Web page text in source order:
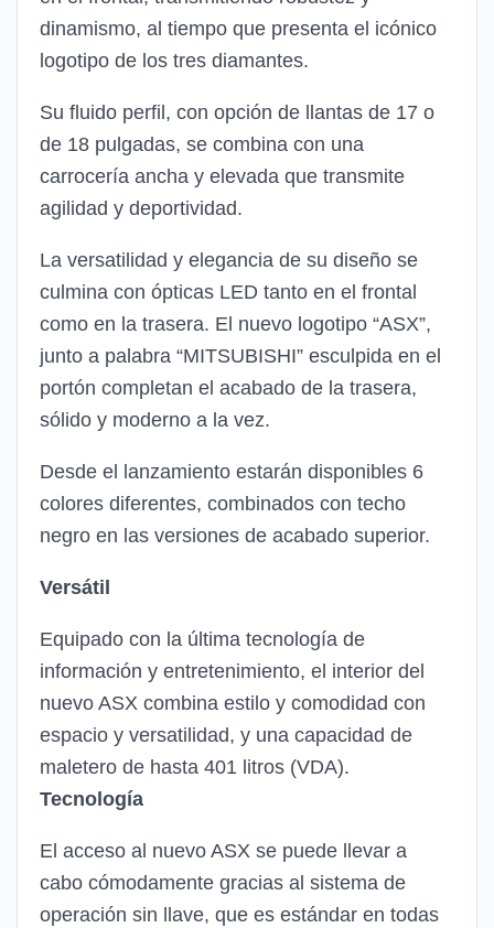
dinamismo, al tiempo que presenta el icónico
logotipo de los tres diamantes.
Su fluido perfil, con opción de llantas de 17 o
de 18 pulgadas, se combina con una
carrocería ancha y elevada que transmite
agilidad y deportividad.
La versatilidad y elegancia de su diseño se
culmina con ópticas LED tanto en el frontal
como en la trasera. El nuevo logotipo “ASX”,
junto a palabra “MITSUBISHI” esculpida en el
portón completan el acabado de la trasera,
sólido y moderno a la vez.
Desde el lanzamiento estarán disponibles 6
colores diferentes, combinados con techo
negro en las versiones de acabado superior.
Versátil
Equipado con la última tecnología de
información y entretenimiento, el interior del
nuevo ASX combina estilo y comodidad con
espacio y versatilidad, y una capacidad de
maletero de hasta 401 litros (VDA).
Tecnología
El acceso al nuevo ASX se puede llevar a
cabo cómodamente gracias al sistema de
operación sin llave, que es estándar en todas